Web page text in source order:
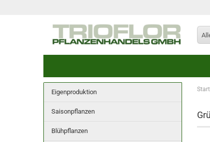
Eigenproduktion
Saisonpflanzen
Blühpflanzen